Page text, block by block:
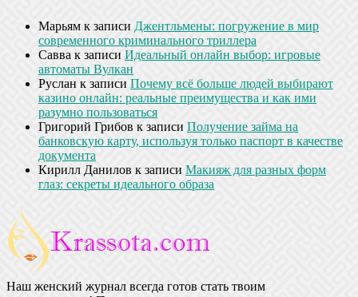
Марьям к записи Джентльмены: погружение в мир
современного криминального триллера
Савва к записи Идеальный онлайн выбор: игровые
автоматы Вулкан
Руслан к записи Почему всё больше людей выбирают
казино онлайн: реальные преимущества и как ими
разумно пользоваться
Григорий Грибов к записи Получение займа на
банковскую карту, используя только паспорт в качестве
документа
Кирилл Данилов к записи Макияж для разных форм
глаз: секреты идеального образа
Наш женский журнал всегда готов стать твоим